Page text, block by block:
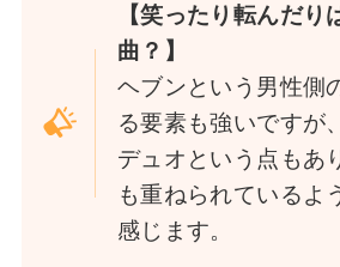
【笑ったり転んだり
曲？】
ヘブンという男性側
る要素も強いですが
デュオという点もあ
も重ねられているよ
感じます。